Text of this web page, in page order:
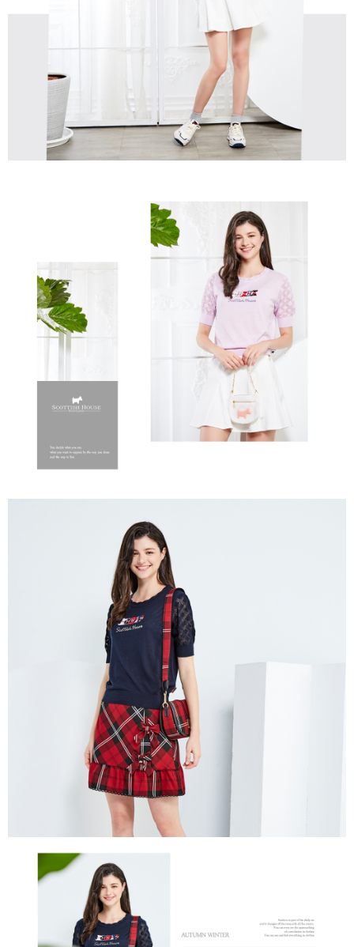
2.基於同意付款使用「大哥付你分期」之契約關係目的，商店將以您的個人
資料（包含姓名、電話或地址）提供予台灣大哥大進項蒐集、處理及利用，
由本公司與您本人進行分期帳單所需資料之確認、核對及更正。
3.完整用戶服務條款，請詳閱以下連結：
https://oppay.tw/userRule
※ 交易是否成功請以「AFTEE先享後付 」之結帳頁面顯示為準，若有關於
是否繳費成功／繳費後需取消欲退款等相關疑問，請聯繫「AFTEE先享後付
https://netprotections.freshdesk.com/support/home
【注意事項】
１．透過由恩沛科技股份有限公司提供之「AFTEE先享後付」服務完成之交
易，需依本服務之必要範圍內提供個人資料，並將交易相關給付款項請求債
權轉讓予恩沛科技股份有限公司。
２．關於個人資料處理事宜，請瀏覽以下網址：
https://aftee.tw/terms/#terms3
３．未成年的使用者請事先徵得法定代理人或監護人之同意方可使用
４．使用「AFTEE先享後付」時，將依據個別帳號之用戶狀況，依本公司即
時審查核予不同之上限額度；若仍有額度不足之情形，本公司將視審查結果
５．嚴禁一人註冊多個帳號或使用他人資訊註冊。若發現惡意使用之情形，
恩沛科技股份有限公司將有權停止該用戶之使用額度並採取法律行動。
付款後7-11取貨